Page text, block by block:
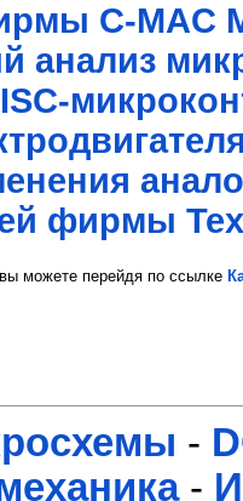
C-MAC
анализ
фирмы
можете перейдя по ссылке
-
-